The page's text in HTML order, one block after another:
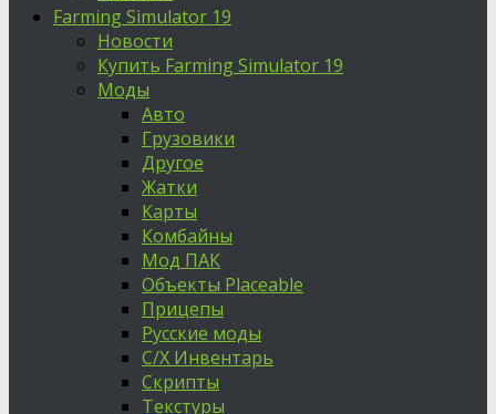
Farming Simulator 19
Новости
Купить Farming Simulator 19
Моды
Авто
Грузовики
Другое
Жатки
Карты
Комбайны
Мод ПАК
Объекты Placeable
Прицепы
Русские моды
С/Х Инвентарь
Скрипты
Текстуры